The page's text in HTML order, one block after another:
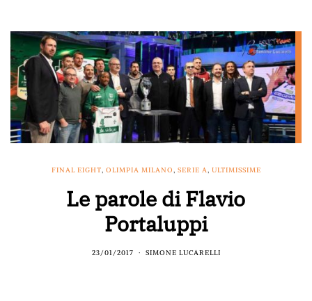
FINAL EIGHT, OLIMPIA MILANO, SERIE A, ULTIMISSIME
Le parole di Flavio
Portaluppi
23/01/2017 SIMONE LUCARELLI